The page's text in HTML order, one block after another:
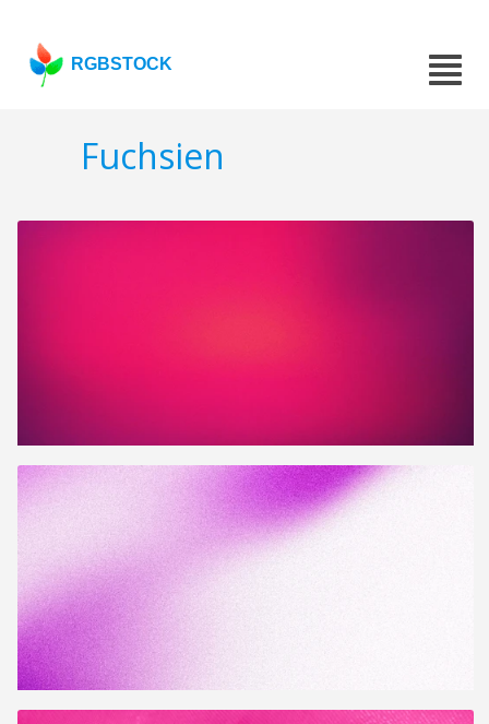
RGBSTOCK
Fuchsien